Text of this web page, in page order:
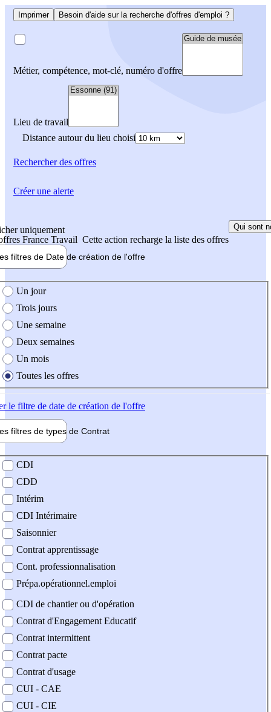
Imprimer Besoin d'aide sur la recherche d'offres d'emploi ?
Métier, compétence, mot-clé, numéro d'offre
Lieu de travail
Distance autour du lieu choisi
Rechercherdes offres
uniquement
France Travail Cette action recharge la liste des offres
Qui sont
filtres de Date de création de l'offre
création de l'offre
Un jour
Trois jours
Une semaine
Deux semaines
Un mois
Toutes les offres
le filtre de date de création de l'offre
filtres de types de Contrat
contrat
CDI
CDD
Intérim
CDI Intérimaire
Saisonnier
Contrat apprentissage
Cont. professionnalisation
Prépa.opérationnel.emploi
CDI de chantier ou d'opération
Contrat d'Engagement Educatif
Contrat intermittent
Contrat pacte
Contrat d'usage
CUI - CAE
CUI - CIE
Créer une alerte